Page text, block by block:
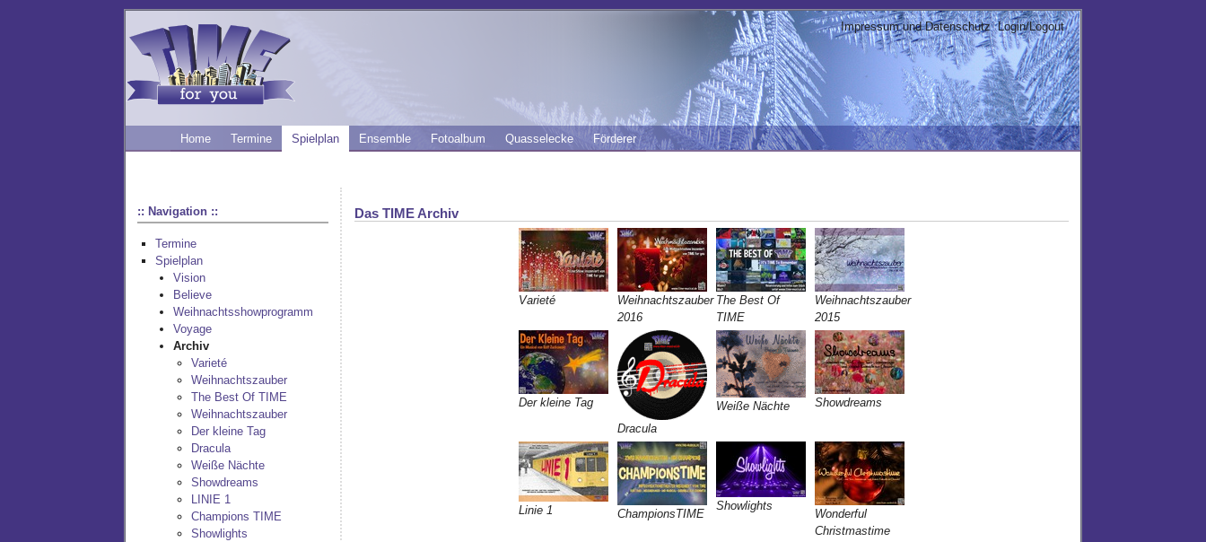
Impressum und Datenschutz Login/Logout
Home Termine Spielplan Ensemble Fotoalbum Quasselecke Förderer
:: Navigation ::
Termine
Spielplan
Vision
Believe
Weihnachtsshowprogramm
Voyage
Archiv
Varieté
Weihnachtszauber
The Best Of TIME
Weihnachtszauber
Der kleine Tag
Dracula
Weiße Nächte
Showdreams
LINIE 1
Champions TIME
Showlights
Das TIME Archiv
Varieté
Weihnachtszauber
2016
The Best Of
TIME
Weihnachtszauber
2015
Der kleine Tag
Dracula
Weiße Nächte Showdreams
Linie 1 ChampionsTIME
Showlights
Wonderful
Christmastime